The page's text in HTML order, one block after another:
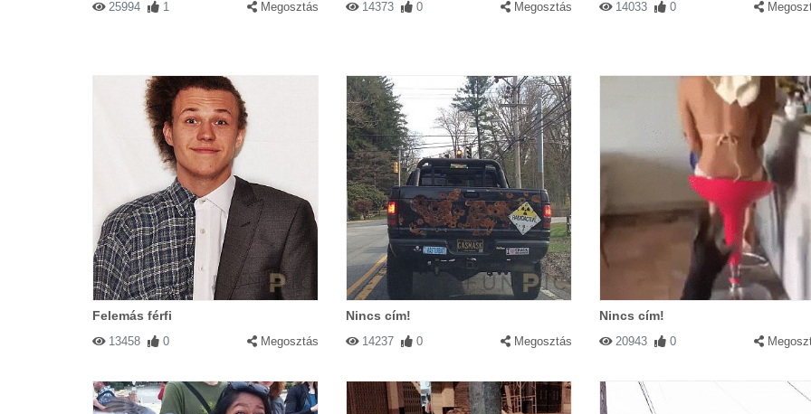
25994 1 Megosztás 14373 0 Megosztás 14033 0
Felemás férfi
13458 0 Megosztás
Nincs cím!
14237 0 Megosztás
Nincs cím!
20943 0